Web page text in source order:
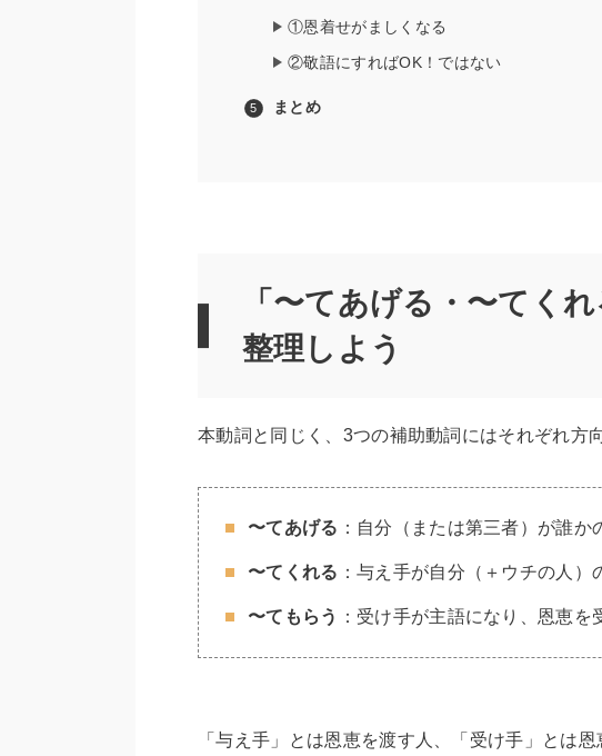
①恩着せがましくなる
②敬語にすればOK！ではない
まとめ
「〜てあげる・〜てく
整理しよう
本動詞と同じく、3つの補助動詞にはそれぞれ方
〜てあげる ：自分（または第三者）が誰か
〜てくれる ：与え手が自分（＋ウチの人）
〜てもらう ：受け手が主語になり、恩恵を
「与え手」とは恩恵を渡す人、「受け手」とは恩